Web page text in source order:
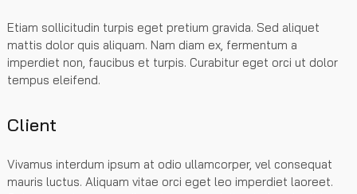
Etiam sollicitudin turpis eget pretium gravida. Sed aliquet
mattis dolor quis aliquam. Nam diam ex, fermentum a
imperdiet non, faucibus et turpis. Curabitur eget orci ut dolor
tempus eleifend.
Client
Vivamus interdum ipsum at odio ullamcorper, vel consequat
mauris luctus. Aliquam vitae orci eget leo imperdiet laoreet.